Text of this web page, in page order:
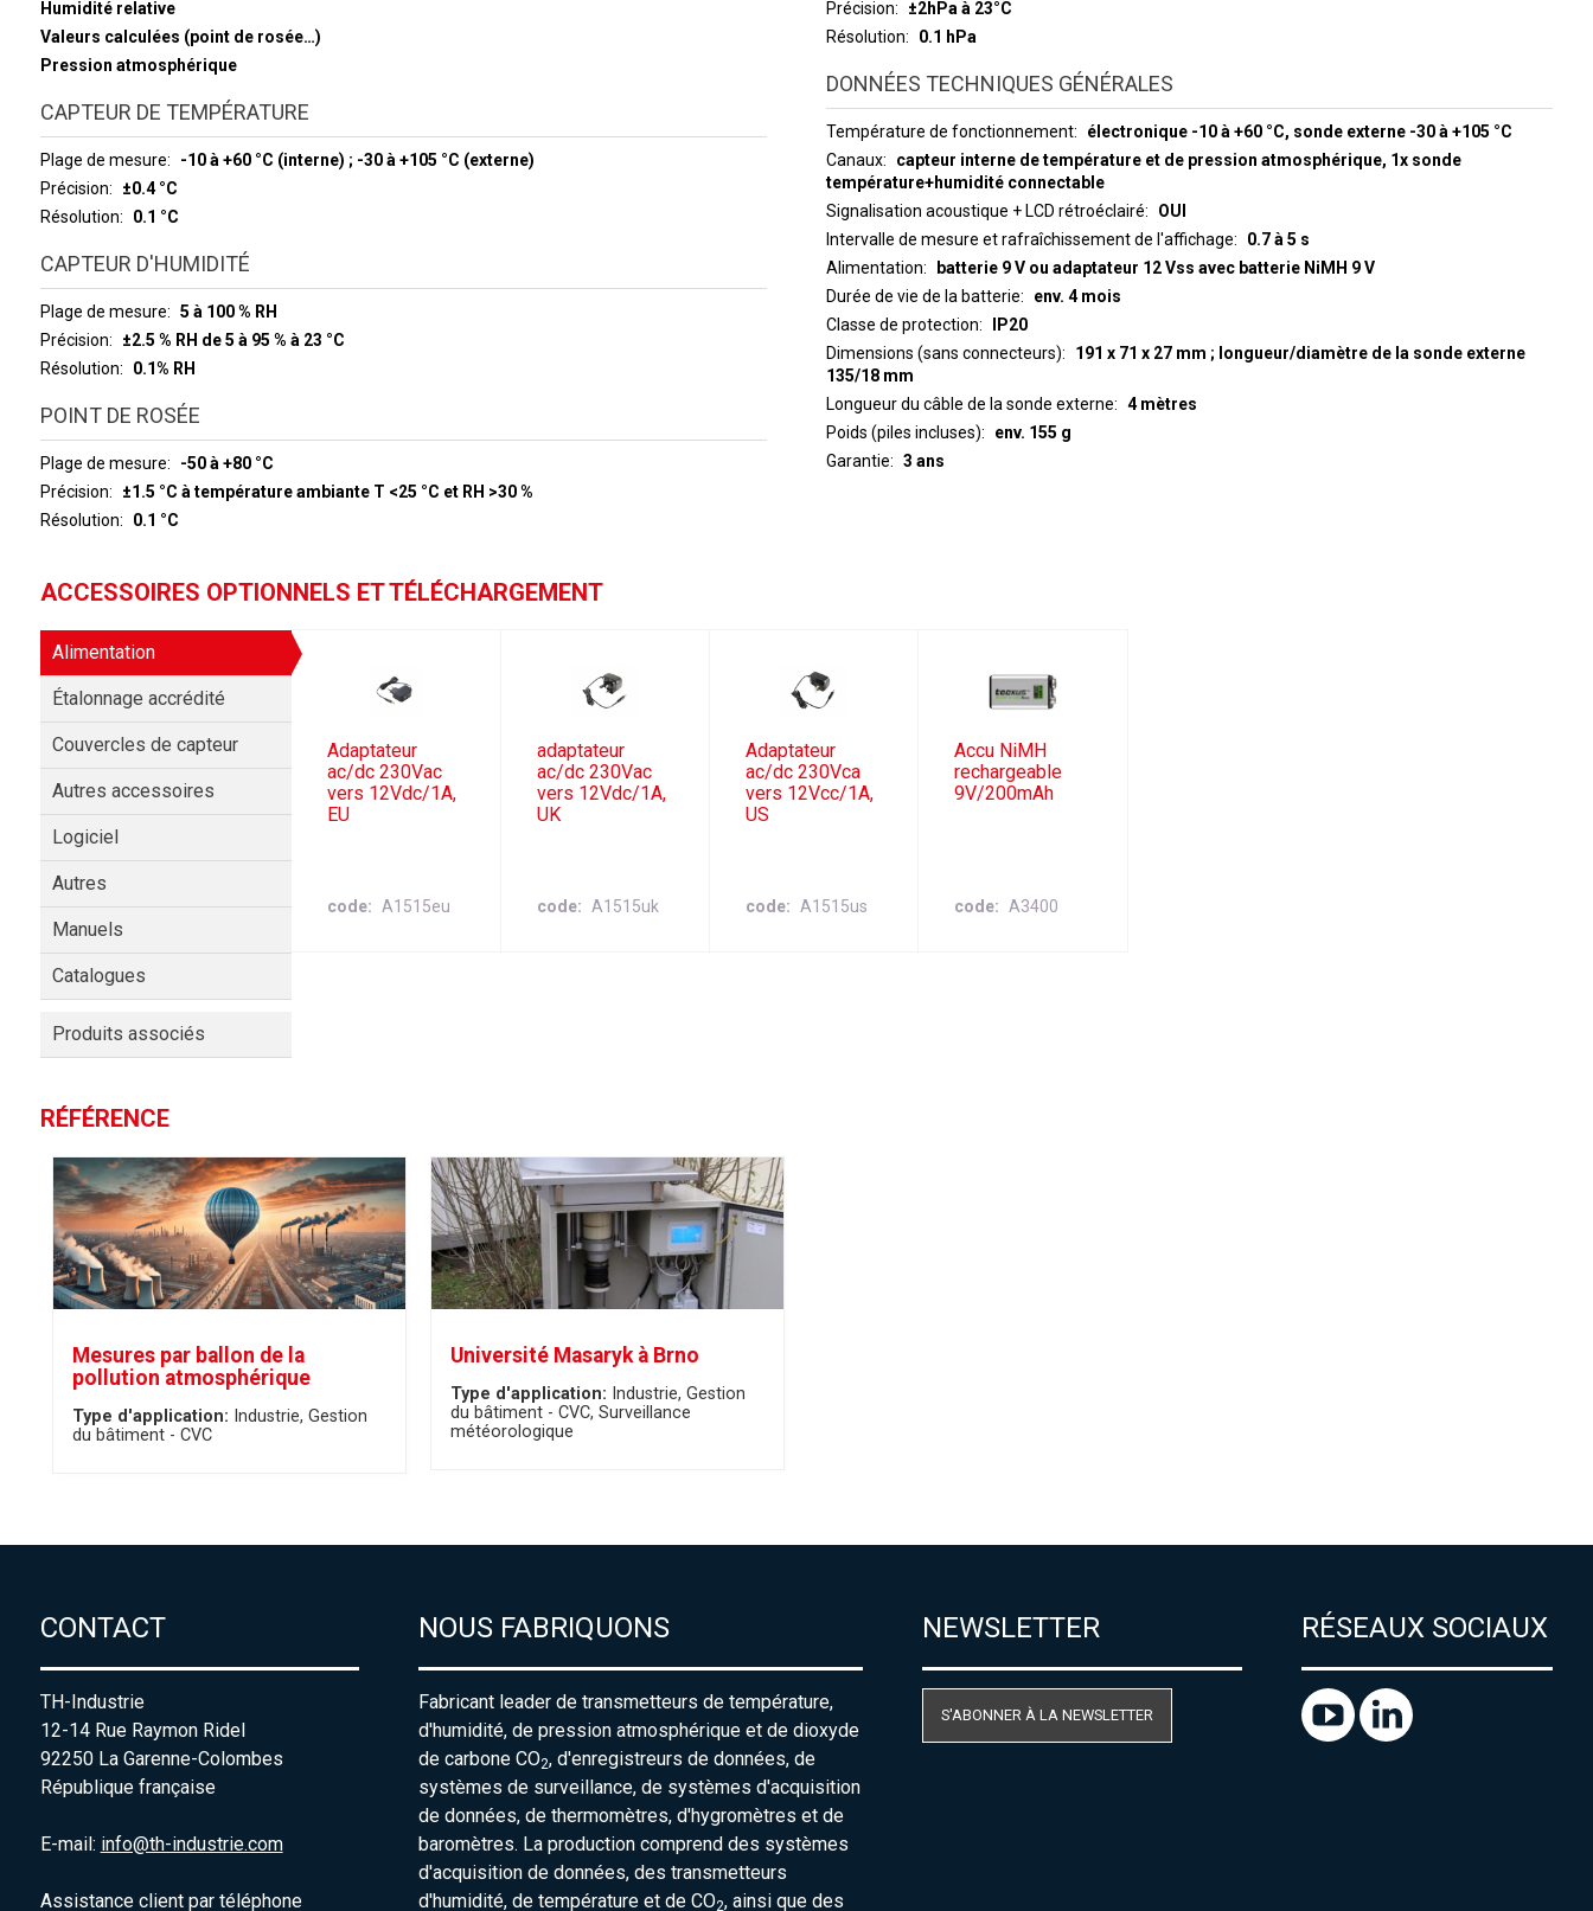
Humidité relative
Valeurs calculées (point de rosée…)
Pression atmosphérique
CAPTEUR DE TEMPÉRATURE
Plage de mesure
-10 à +60 °C (interne) ; -30 à +105 °C (externe)
Précision
±0.4 °C
Résolution
0.1 °C
CAPTEUR D'HUMIDITÉ
Plage de mesure
5 à 100 % RH
Précision
±2.5 % RH de 5 à 95 % à 23 °C
Résolution
0.1% RH
POINT DE ROSÉE
Plage de mesure
-50 à +80 °C
Précision
±1.5 °C à température ambiante T <25 °C et RH >30 %
Résolution
0.1 °C
Précision
±2hPa à 23°C
Résolution
0.1 hPa
DONNÉES TECHNIQUES GÉNÉRALES
Température de fonctionnement
électronique -10 à +60 °C, sonde externe -30 à +105 °C
Canaux
capteur interne de température et de pression atmosphérique, 1x sonde
température+humidité connectable
Signalisation acoustique + LCD rétroéclairé
OUI
Intervalle de mesure et rafraîchissement de l'affichage
0.7 à 5 s
Alimentation
batterie 9 V ou adaptateur 12 Vss avec batterie NiMH 9 V
Durée de vie de la batterie
env. 4 mois
Classe de protection
IP20
Dimensions (sans connecteurs)
191 x 71 x 27 mm ; longueur/diamètre de la sonde externe
135/18 mm
Longueur du câble de la sonde externe
4 mètres
Poids (piles incluses)
env. 155 g
Garantie
3 ans
ACCESSOIRES OPTIONNELS ET TÉLÉCHARGEMENT
Alimentation
Étalonnage accrédité
Couvercles de capteur
Autres accessoires
Logiciel
Autres
Manuels
Catalogues
Produits associés
Adaptateur
ac/dc 230Vac
vers 12Vdc/1A,
EU
code A1515eu
adaptateur
ac/dc 230Vac
vers 12Vdc/1A,
UK
code A1515uk
Adaptateur
ac/dc 230Vca
vers 12Vcc/1A,
US
code A1515us
Accu NiMH
rechargeable
9V/200mAh
code A3400
RÉFÉRENCE
Mesures par ballon de la
pollution atmosphérique
Type d'application: Industrie Gestion
du bâtiment - CVC
Université Masaryk à Brno
Type d'application: Industrie Gestion
du bâtiment - CVC Surveillance
météorologique
CONTACT
TH-Industrie
12-14 Rue Raymon Ridel
92250 La Garenne-Colombes
République française
E-mail: info@th-industrie.com
Assistance client par téléphone
NOUS FABRIQUONS
Fabricant leader de transmetteurs de température,
d'humidité, de pression atmosphérique et de dioxyde
de carbone CO2, d'enregistreurs de données, de
systèmes de surveillance, de systèmes d'acquisition
de données, de thermomètres, d'hygromètres et de
baromètres. La production comprend des systèmes
d'acquisition de données, des transmetteurs
d'humidité, de température et de CO2, ainsi que des
NEWSLETTER
S'ABONNER À LA NEWSLETTER
RÉSEAUX SOCIAUX